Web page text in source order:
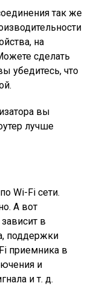
так же
на
сделать
убедитесь, что
вы
лучше
Wi-Fi сети.
А вот
в
поддержки
приемника в
и
и т. д.